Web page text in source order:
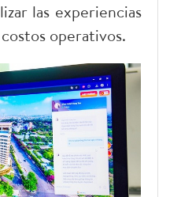
las experiencias
operativos.